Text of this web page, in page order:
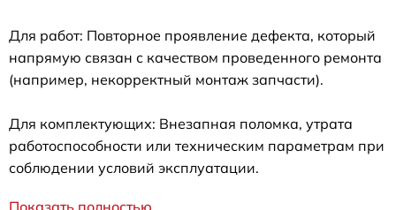
Для работ: Повторное проявление дефекта, который
напрямую связан с качеством проведенного ремонта
(например, некорректный монтаж запчасти).
Для комплектующих: Внезапная поломка, утрата
работоспособности или техническим параметрам при
соблюдении условий эксплуатации.